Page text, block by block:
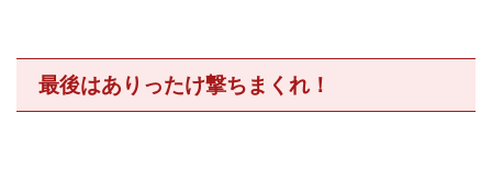
最後はありったけ撃ちまくれ！